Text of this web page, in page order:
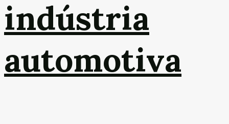
indústria
automotiva